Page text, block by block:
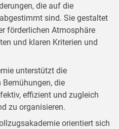
die auf die
sind. Sie gestaltet
förderlichen Atmosphäre
und klaren Kriterien und
unterstützt die
die
effizient und zugleich
zu organisieren.
orientiert sich